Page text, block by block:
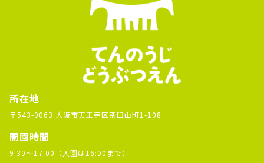
所在地
〒543-0063 大阪市天王寺区茶臼山町1-108
開園時間
9:30～17:00（入園は16:00まで）